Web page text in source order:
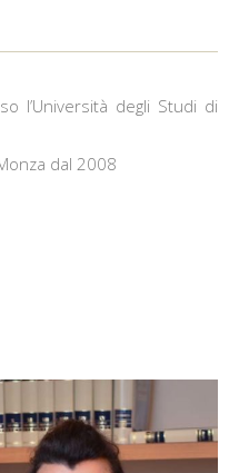
l’Università degli Studi di
dal 2008